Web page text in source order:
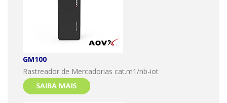
GM100
Rastreador de Mercadorias cat.m1/nb-iot